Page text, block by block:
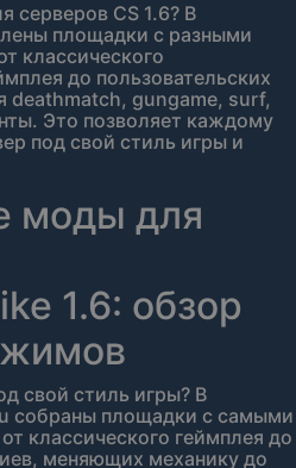
серверов CS 1.6? В
площадки с разными
классического
до пользовательских
deathmatch, gungame, surf,
Это позволяет каждому
под свой стиль игры и
моды для
1.6: обзор
свой стиль игры? В
собраны площадки с самыми
классического геймплея до
меняющих механику до